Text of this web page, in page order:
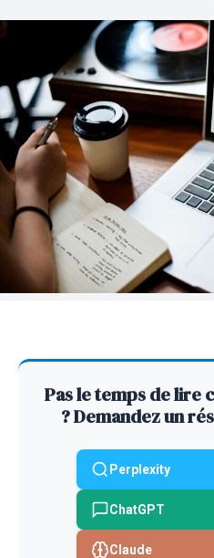
Pas le temps de lire
? Demandez un
Perplexity
ChatGPT
Claude